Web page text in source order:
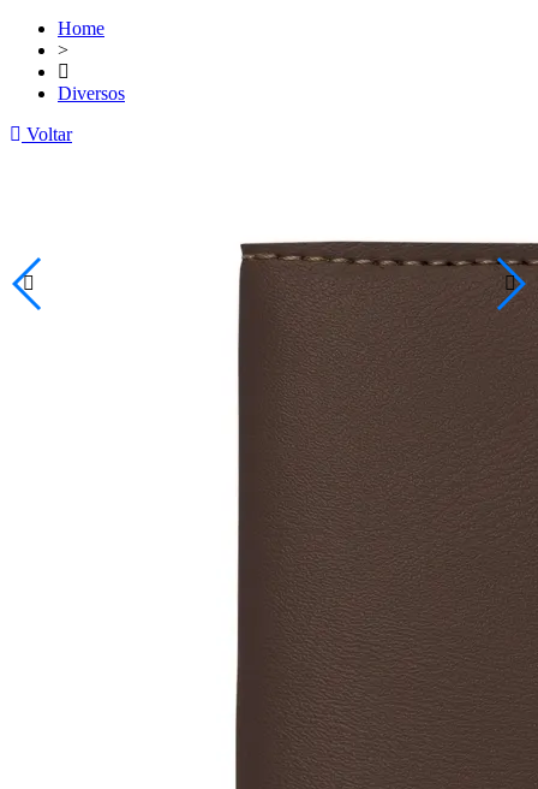
Home
>
Diversos
Voltar